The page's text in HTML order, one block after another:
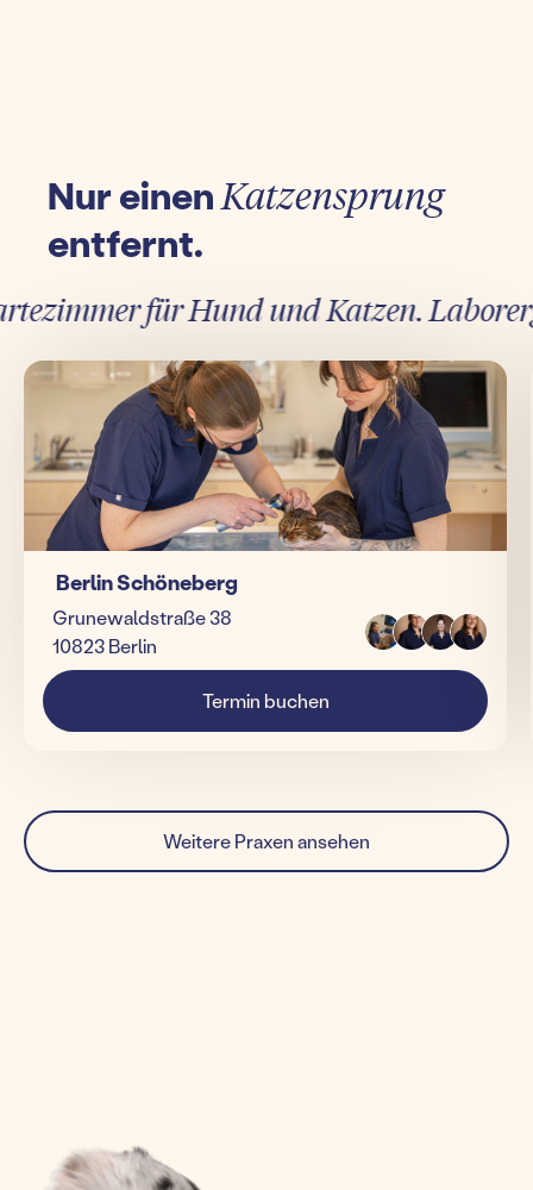
Nur einenKatzensprung
entfernt.
für Hund und Katzen.
Berlin Schöneberg
Grunewaldstraße 38
10823 Berlin
Termin buchen
Weitere Praxen ansehen